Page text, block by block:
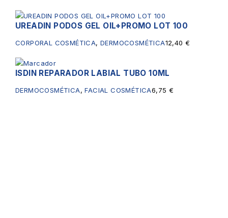
UREADIN PODOS GEL OIL+PROMO LOT 100
CORPORAL COSMÉTICA,DERMOCOSMÉTICA12,40€
ISDIN REPARADOR LABIAL TUBO 10ML
DERMOCOSMÉTICA,FACIAL COSMÉTICA6,75 €